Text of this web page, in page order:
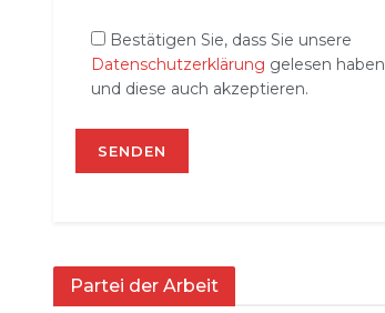
Bestätigen Sie, dass Sie unsere
Datenschutzerklärung gelesen haben
und diese auch akzeptieren.
Partei der Arbeit